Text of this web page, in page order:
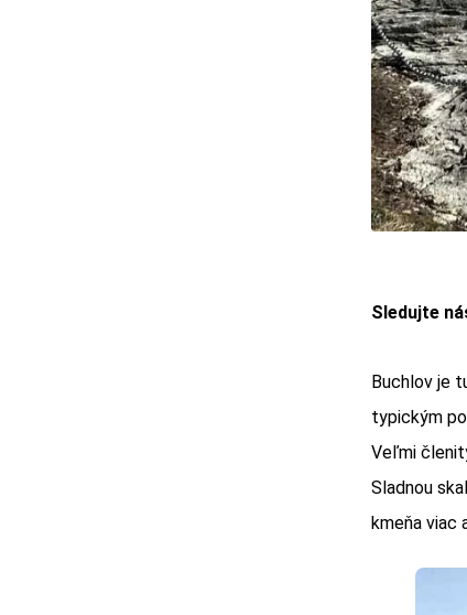
Sledujte
Buchlov je
typickým
Veľmi
Sladnou
kmeňa viac